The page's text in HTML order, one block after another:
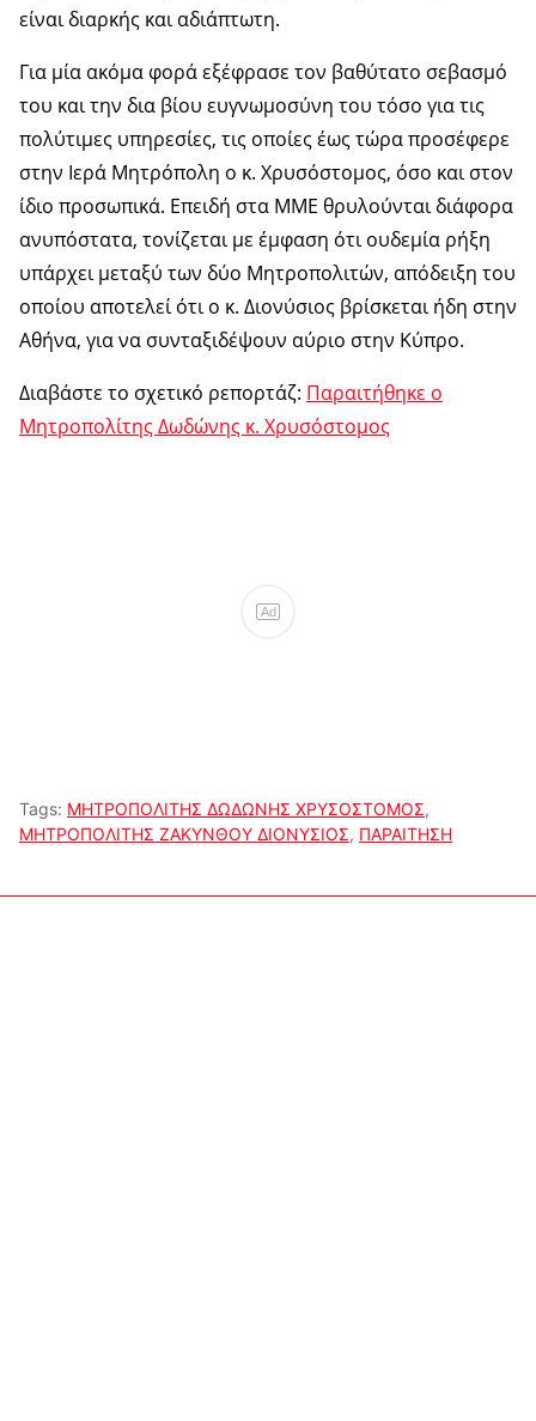
είναι διαρκής και αδιάπτωτη.
Για μία ακόμα φορά εξέφρασε τον βαθύτατο σεβασμό
του και την δια βίου ευγνωμοσύνη του τόσο για τις
πολύτιμες υπηρεσίες, τις οποίες έως τώρα προσέφερε
στην Ιερά Μητρόπολη ο κ. Χρυσόστομος, όσο και στον
ίδιο προσωπικά. Επειδή στα ΜΜΕ θρυλούνται διάφορα
ανυπόστατα, τονίζεται με έμφαση ότι ουδεμία ρήξη
υπάρχει μεταξύ των δύο Μητροπολιτών, απόδειξη του
οποίου αποτελεί ότι ο κ. Διονύσιος βρίσκεται ήδη στην
Αθήνα, για να συνταξιδέψουν αύριο στην Κύπρο.
Διαβάστε το σχετικό ρεπορτάζ: Παραιτήθηκε ο
Μητροπολίτης Δωδώνης κ. Χρυσόστομος
Ad
Tags: ΜΗΤΡΟΠΟΛΙΤΗΣ ΔΩΔΩΝΗΣ ΧΡΥΣΟΣΤΟΜΟΣ,
ΜΗΤΡΟΠΟΛΙΤΗΣ ΖΑΚΥΝΘΟΥ ΔΙΟΝΥΣΙΟΣ, ΠΑΡΑΙΤΗΣΗ